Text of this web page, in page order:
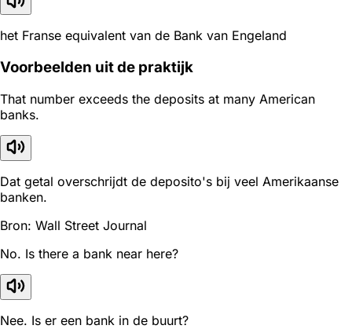
het Franse equivalent van de Bank van Engeland
Voorbeelden uit de praktijk
That number exceeds the deposits at many American
banks.
Dat getal overschrijdt de deposito's bij veel Amerikaanse
banken.
Bron: Wall Street Journal
No. Is there a bank near here?
Nee. Is er een bank in de buurt?